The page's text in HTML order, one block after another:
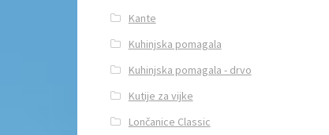
Kante
Kuhinjska pomagala
Kuhinjska pomagala - drvo
Kutije za vijke
Lončanice Classic